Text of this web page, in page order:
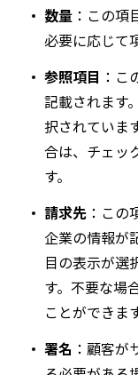
数量 ：この項
必要に応じて
参照項目 ：こ
記載されます
択されていま
合は、チェッ
す。
請求先 ：この
企業の情報が
目の表示が選
す。不要な場
ことができま
署名 ：顧客